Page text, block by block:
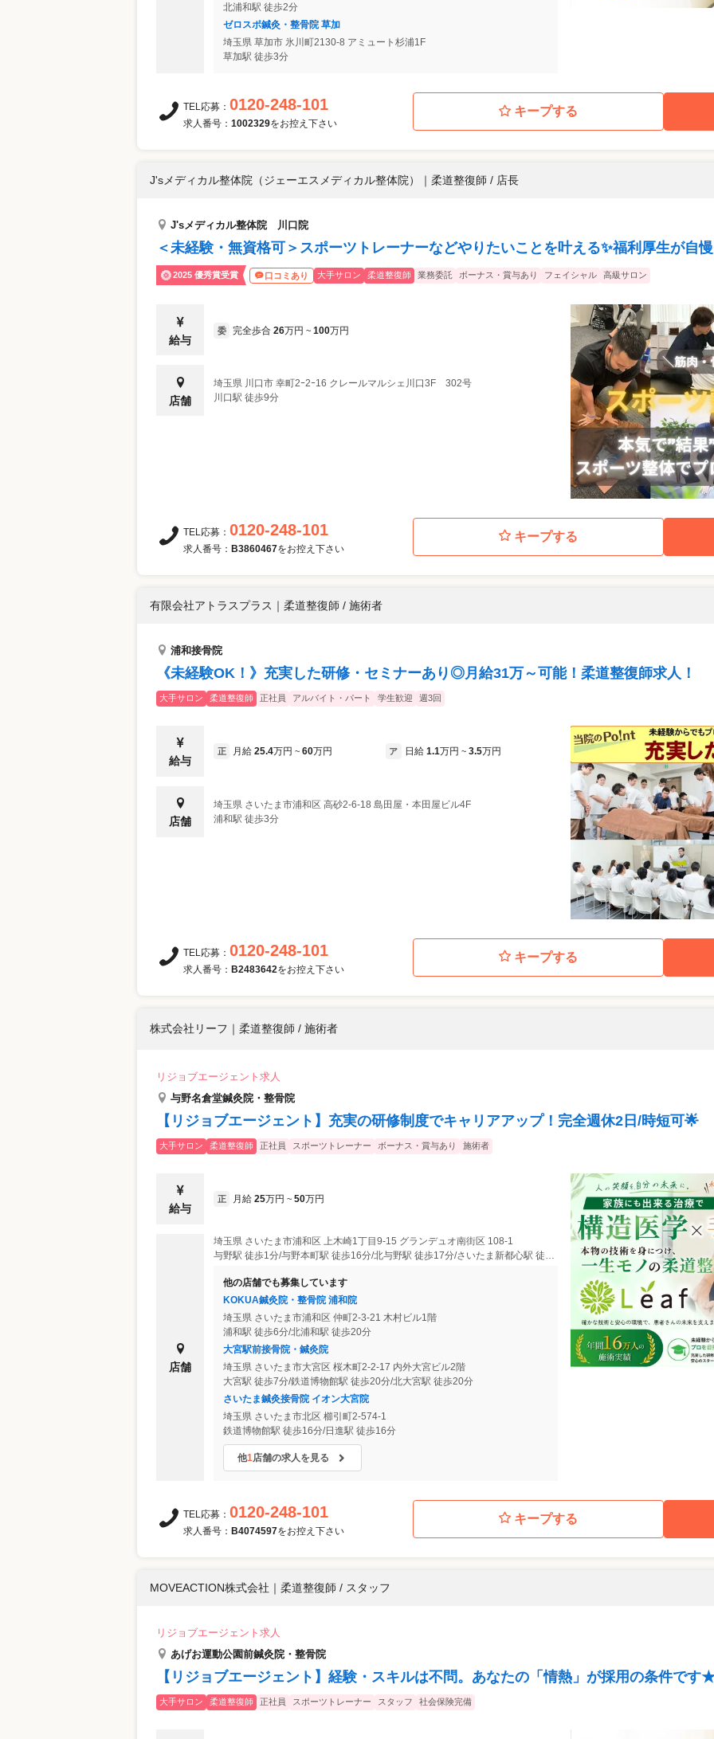
北浦和駅 徒歩2分
ゼロスポ鍼灸・整骨院 草加
埼玉県 草加市 氷川町2130-8 アミュート杉浦1F
草加駅 徒歩3分
キープする
TEL応募： 0120-248-101
求人番号： 1002329をお控え下さい
J'sメディカル整体院（ジェーエスメディカル整体院） ｜ 柔道整復師 / 店長
J'sメディカル整体院 川口院
＜未経験・無資格可＞スポーツトレーナーなどやりたいことを叶える✨福利厚生が自
2025 優秀賞受賞 口コミあり 大手サロン 柔道整復師 業務委託 ボーナス・賞与あり フェイシャル 高級サロン
給与
委 完全歩合 26万円 ~ 100万円
店舗
埼玉県 川口市 幸町2ｰ2ｰ16 クレールマルシェ川口3F 302号
川口駅 徒歩9分
キープする
TEL応募： 0120-248-101
求人番号： B3860467をお控え下さい
有限会社アトラスプラス ｜ 柔道整復師 / 施術者
浦和接骨院
《未経験OK！》充実した研修・セミナーあり◎月給31万～可能！柔道整復師求人！
大手サロン 柔道整復師 正社員 アルバイト・パート 学生歓迎 週3回
給与
正 月給 25.4万円 ~ 60万円 ア 日給 1.1万円 ~ 3.5万円
店舗
埼玉県 さいたま市浦和区 高砂2-6-18 島田屋・本田屋ビル4F
浦和駅 徒歩3分
キープする
TEL応募： 0120-248-101
求人番号： B2483642をお控え下さい
株式会社リーフ ｜ 柔道整復師 / 施術者
リジョブエージェント求人
与野名倉堂鍼灸院・整骨院
【リジョブエージェント】充実の研修制度でキャリアアップ！完全週休2日/時短可🌟
大手サロン 柔道整復師 正社員 スポーツトレーナー ボーナス・賞与あり 施術者
給与
正 月給 25万円 ~ 50万円
店舗
埼玉県 さいたま市浦和区 上木崎1丁目9-15 グランデュオ南街区 108-1
与野駅 徒歩1分/与野本町駅 徒歩16分/北与野駅 徒歩17分/さいたま新都心駅 徒歩18分/北浦和駅 徒歩19分
他の店舗でも募集しています
KOKUA鍼灸院・整骨院 浦和院
埼玉県 さいたま市浦和区 仲町2-3-21 木村ビル1階
浦和駅 徒歩6分/北浦和駅 徒歩20分
大宮駅前接骨院・鍼灸院
埼玉県 さいたま市大宮区 桜木町2-2-17 内外大宮ビル2階
大宮駅 徒歩7分/鉄道博物館駅 徒歩20分/北大宮駅 徒歩20分
さいたま鍼灸接骨院 イオン大宮院
埼玉県 さいたま市北区 櫛引町2-574-1
鉄道博物館駅 徒歩16分/日進駅 徒歩16分
他1店舗の求人を見る
キープする
TEL応募： 0120-248-101
求人番号： B4074597をお控え下さい
MOVEACTION株式会社 ｜ 柔道整復師 / スタッフ
リジョブエージェント求人
あげお運動公園前鍼灸院・整骨院
【リジョブエージェント】経験・スキルは不問。あなたの「情熱」が採用の条件です
大手サロン 柔道整復師 正社員 スポーツトレーナー スタッフ 社会保険完備